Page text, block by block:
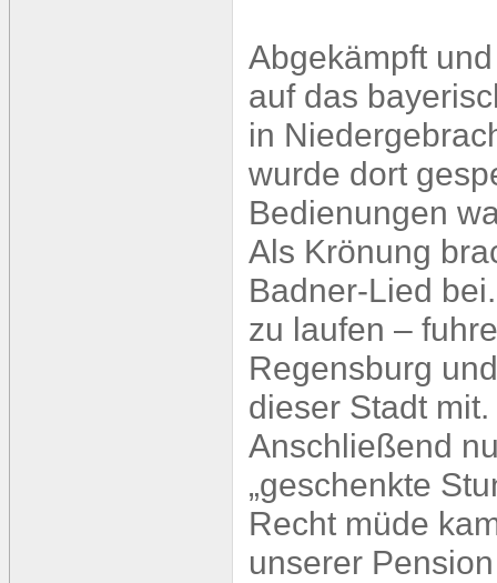
Abgekämpft
auf das
in
wurde dort
Bedienungen
Als Krönung
Badner-Lied
zu laufen –
Regensburg
dieser Stadt mit.
Anschließend
„geschenkte
Recht müde
unserer